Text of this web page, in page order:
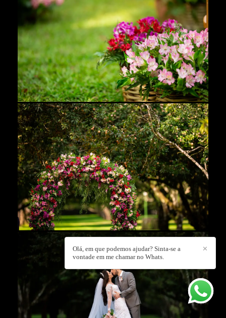
✕
Olá, em que podemos ajudar? Sinta-se a
vontade em me chamar no Whats.